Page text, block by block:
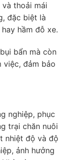
thoải mái
đặc biệt là
hầm đỗ xe.
bẩn mà còn
việc, đảm bảo
nghiệp, phục
trại chăn nuôi
nhiệt độ và độ
ảnh hưởng